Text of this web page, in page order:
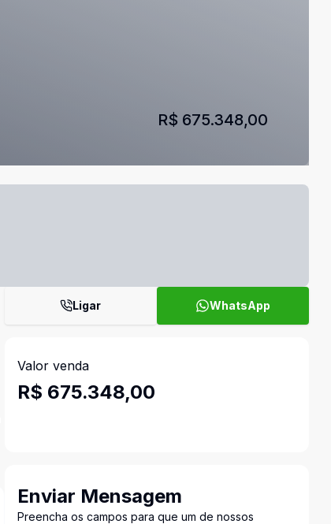
R$ 675.348,00
Ligar WhatsApp
Valor venda
R$ 675.348,00
Enviar Mensagem
Preencha os campos para que um de nossos